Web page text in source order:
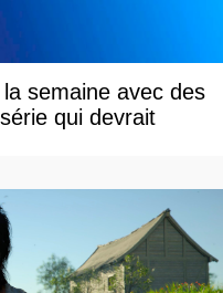
semaine avec des
qui devrait